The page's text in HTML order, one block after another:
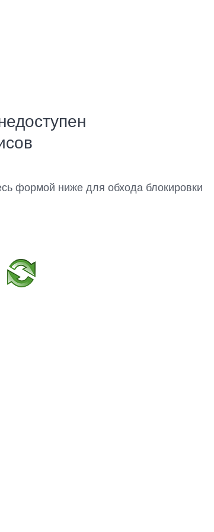
формой ниже для обхода блокировки